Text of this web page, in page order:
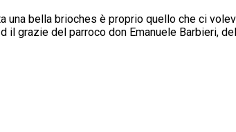
una bella brioches è proprio quello che ci
grazie del parroco don Emanuele Barbieri,